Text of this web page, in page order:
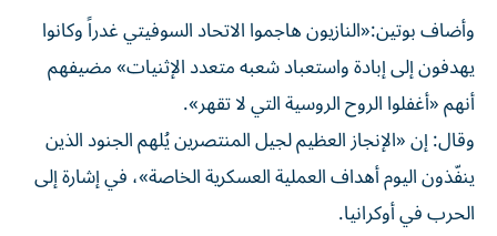
وأضاف بوتين:«النازيون هاجموا الاتحاد السوفيتي غدراً وكانوا
يهدفون إلى إبادة واستعباد شعبه متعدد الإثنيات» مضيفهم
أنهم «أغفلوا الروح الروسية التي لا تقهر».
وقال: إن «الإنجاز العظيم لجيل المنتصرين يُلهم الجنود الذين
ينفّذون اليوم أهداف العملية العسكرية الخاصة»، في إشارة إلى
الحرب في أوكرانيا.